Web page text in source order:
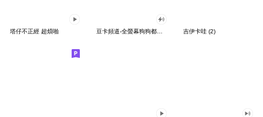
塔仔不正經 超煩啪 吉伊卡哇 (2)